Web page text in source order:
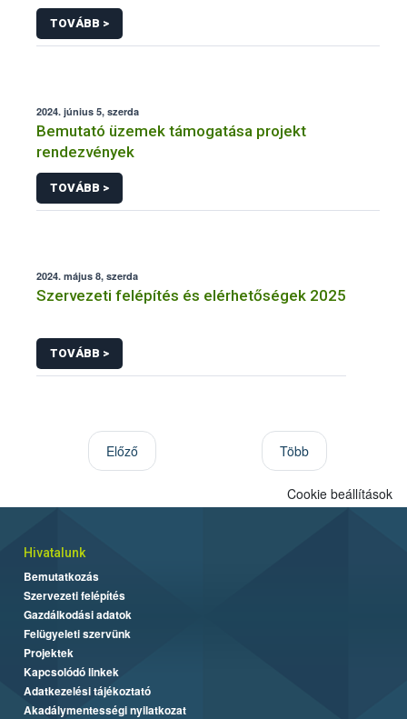
TOVÁBB >
2024. június 5, szerda
Bemutató üzemek támogatása projekt
rendezvények
TOVÁBB >
2024. május 8, szerda
Szervezeti felépítés és elérhetőségek 2025
TOVÁBB >
Előző Több
Cookie beállítások
Hivatalunk
Bemutatkozás
Szervezeti felépítés
Gazdálkodási adatok
Felügyeleti szervünk
Projektek
Kapcsolódó linkek
Adatkezelési tájékoztató
Akadálymentességi nyilatkozat